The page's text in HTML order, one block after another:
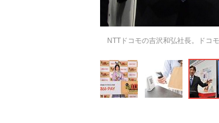
NTTドコモの吉沢和弘社長。ド